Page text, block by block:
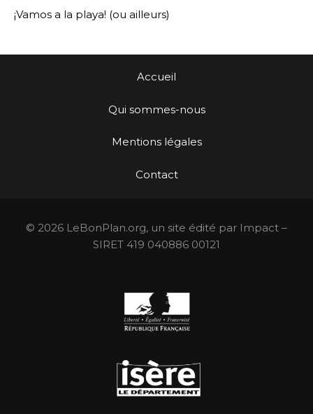
¡Vamos a la playa! (ou ailleurs)
Accueil
Qui sommes-nous
Mentions légales
Contact
© 2026 LeBonPlan.org, un site édité par Impact –
SIRET 419 040886 00121